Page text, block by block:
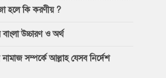
হলে কি করণীয় ?
উচ্চারণ ও অর্থ
সম্পর্কে আল্লাহ যেসব নির্দেশ